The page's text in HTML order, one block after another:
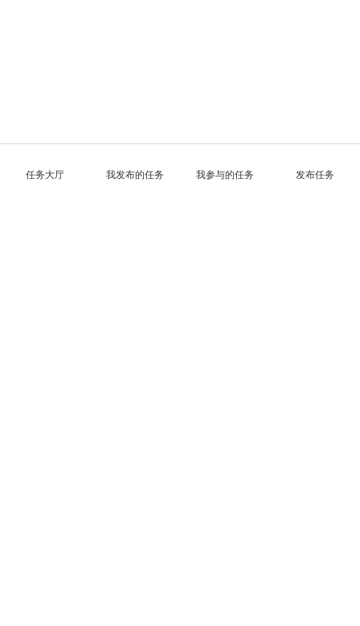
任务大厅 我发布的任务 我参与的任务 发布任务